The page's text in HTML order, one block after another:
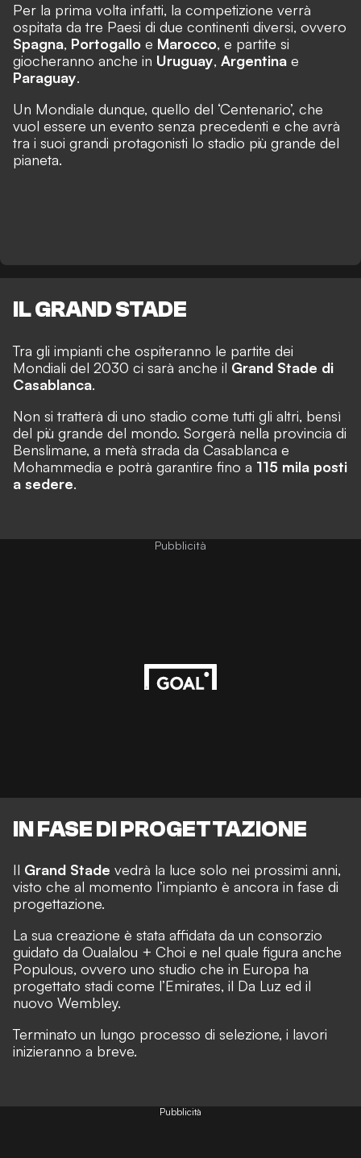
Per la prima volta infatti, la competizione verrà
ospitata da tre Paesi di due continenti diversi, ovvero
Spagna, Portogallo e Marocco, e partite si
giocheranno anche in Uruguay, Argentina e
Paraguay.
Un Mondiale dunque, quello del ‘Centenario’, che
vuol essere un evento senza precedenti e che avrà
tra i suoi grandi protagonisti lo stadio più grande del
pianeta.
IL GRAND STADE
Tra gli impianti che ospiteranno le partite dei
Mondiali del 2030 ci sarà anche il Grand Stade di
Casablanca.
Non si tratterà di uno stadio come tutti gli altri, bensì
del più grande del mondo. Sorgerà nella provincia di
Benslimane, a metà strada da Casablanca e
Mohammedia e potrà garantire fino a 115 mila posti
a sedere.
Pubblicità
IN FASE DI PROGETTAZIONE
Il Grand Stade vedrà la luce solo nei prossimi anni,
visto che al momento l’impianto è ancora in fase di
progettazione.
La sua creazione è stata affidata da un consorzio
guidato da Oualalou + Choi e nel quale figura anche
Populous, ovvero uno studio che in Europa ha
progettato stadi come l’Emirates, il Da Luz ed il
nuovo Wembley.
Terminato un lungo processo di selezione, i lavori
inizieranno a breve.
Pubblicità